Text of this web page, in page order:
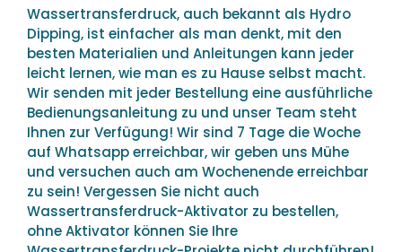
Wassertransferdruck, auch bekannt als Hydro
Dipping, ist einfacher als man denkt, mit den
besten Materialien und Anleitungen kann jeder
leicht lernen, wie man es zu Hause selbst macht.
Wir senden mit jeder Bestellung eine ausführliche
Bedienungsanleitung zu und unser Team steht
Ihnen zur Verfügung! Wir sind 7 Tage die Woche
auf Whatsapp erreichbar, wir geben uns Mühe
und versuchen auch am Wochenende erreichbar
zu sein! Vergessen Sie nicht auch
Wassertransferdruck-Aktivator zu bestellen,
ohne Aktivator können Sie Ihre